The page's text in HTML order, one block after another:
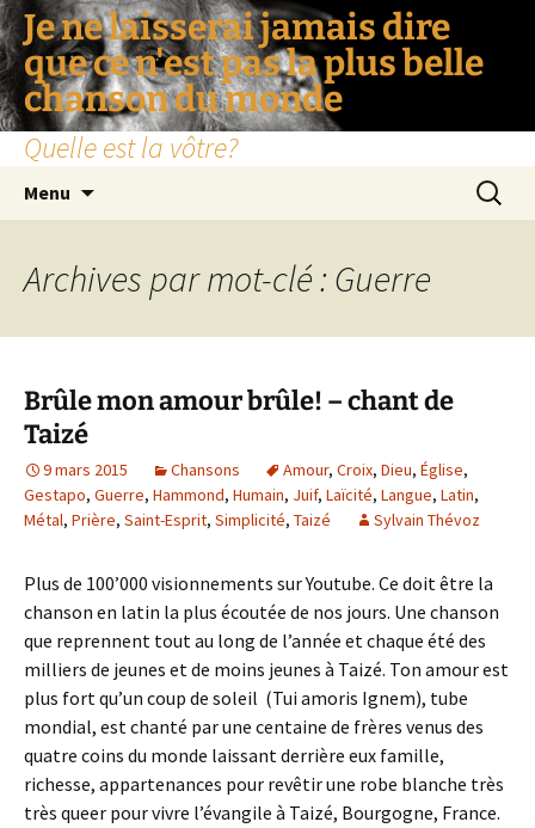
Je ne laisserai jamais dire
que ce n'est pas la plus belle
chanson du monde
Quelle est la vôtre?
Menu
Archives par mot-clé : Guerre
Brûle mon amour brûle! – chant de
Taizé
9 mars 2015 Chansons Amour, Croix, Dieu, Église,
Gestapo, Guerre, Hammond, Humain, Juif, Laïcité, Langue, Latin,
Métal, Prière, Saint-Esprit, Simplicité, Taizé Sylvain Thévoz
Plus de 100’000 visionnements sur Youtube. Ce doit être la
chanson en latin la plus écoutée de nos jours. Une chanson
que reprennent tout au long de l’année et chaque été des
milliers de jeunes et de moins jeunes à Taizé. Ton amour est
plus fort qu’un coup de soleil (Tui amoris Ignem), tube
mondial, est chanté par une centaine de frères venus des
quatre coins du monde laissant derrière eux famille,
richesse, appartenances pour revêtir une robe blanche très
très queer pour vivre l’évangile à Taizé, Bourgogne, France.